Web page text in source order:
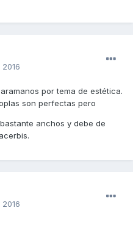
por tema de estética.
son perfectas pero
anchos y debe de